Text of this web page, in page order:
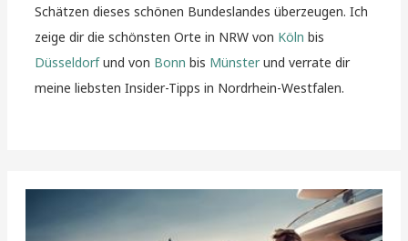
Schätzen dieses schönen Bundeslandes überzeugen. Ich
zeige dir die schönsten Orte in NRW von Köln bis
Düsseldorfund von Bonn bis Münsterund verrate dir
meine liebsten Insider-Tipps in Nordrhein-Westfalen.